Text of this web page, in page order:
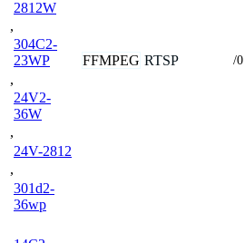
2812W
,
304C2-
23WP
,
24V2-
36W
,
24V-2812
,
301d2-
36wp
FFMPEG RTSP /0